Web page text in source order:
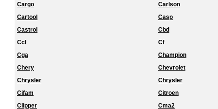
Cargo
Carlson
Cartool
Casp
Castrol
Cbd
Ccl
Cf
Cga
Champion
Chery
Chevrolet
Chrysler
Chrysler
Cifam
Citroen
Clipper
Cma2